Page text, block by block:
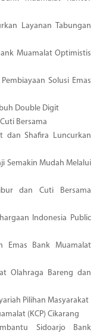
Layanan Tabungan
Muamalat Optimistis
Solusi Emas
Double Digit
Bersama
dan Shafira Luncurkan
Semakin Mudah Melalui
dan Cuti Bersama
Indonesia Public
Emas Bank Muamalat
Olahraga Bareng dan
Pilihan Masyarakat
(KCP) Cikarang
Sidoarjo Bank